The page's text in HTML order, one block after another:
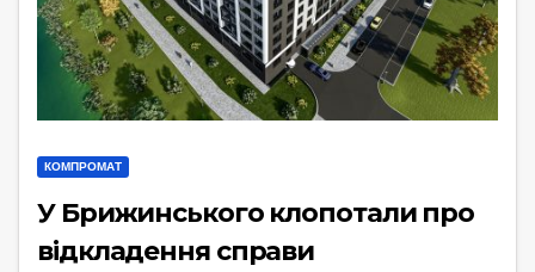
КОМПРОМАТ
У Брижинського клопотали про
відкладення справи